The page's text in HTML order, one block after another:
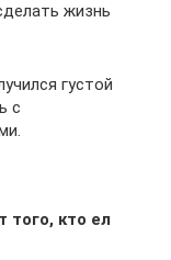
жизнь
густой
с
того, кто ел